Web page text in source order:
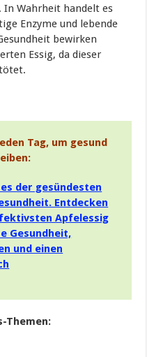
In Wahrheit handelt es
Enzyme und lebende
bewirken
Essig, da dieser
Tag, um gesund
der gesündesten
Entdecken
Apfelessig
Gesundheit,
und einen
Themen: